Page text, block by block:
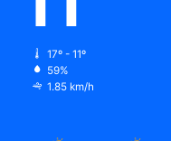
17º - 11º
59%
1.85 km/h